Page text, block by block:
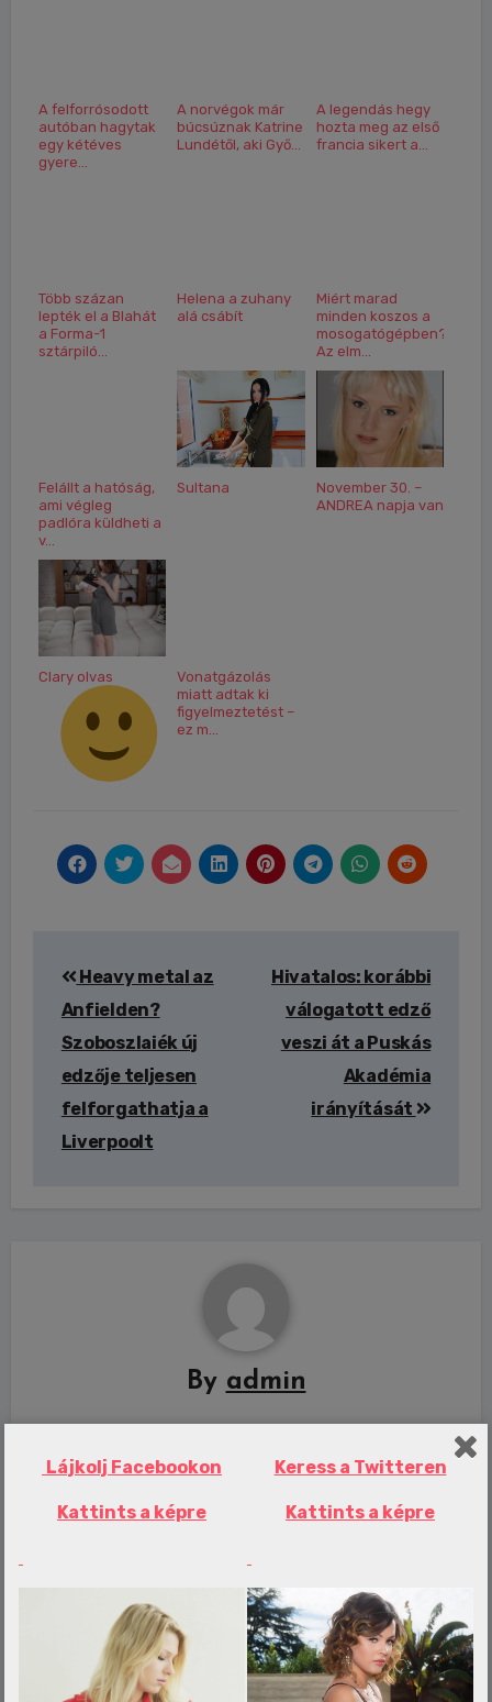
A felforrósodott
autóban hagytak
egy kétéves
gyere...
A norvégok már
búcsúznak Katrine
Lundétől, aki Győ...
A legendás hegy
hozta meg az első
francia sikert a...
Több százan
lepték el a Blahát
a Forma-1
sztárpiló...
Helena a zuhany
alá csábít
Miért marad
minden koszos a
mosogatógépben?
Az elm...
Felállt a hatóság,
ami végleg
padlóra küldheti a
v...
Sultana
November 30. –
ANDREA napja van
Clary olvas
Vonatgázolás
miatt adtak ki
figyelmeztetést –
ez m...
navigáció
Heavy metal az
Anfielden?
Szoboszlaiék új
edzője teljesen
felforgathatja a
Liverpoolt
Hivatalos: korábbi
válogatott edző
veszi át a Puskás
Akadémia
irányítását
By admin
Babakocsival indultak túrázni az
Alpokba: mentőhelikopterrel kellett
kimenteni őket – videó
Lájkolj Facebookon
Kattints a képre
Keress a Twitteren
Kattints a képre